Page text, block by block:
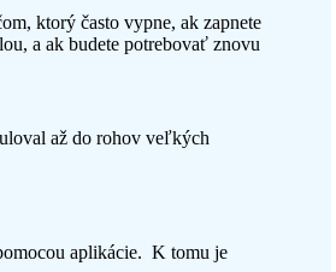
ktorý často vypne, ak zapnete
a ak budete potrebovať znovu
až do rohov veľkých
aplikácie. K tomu je